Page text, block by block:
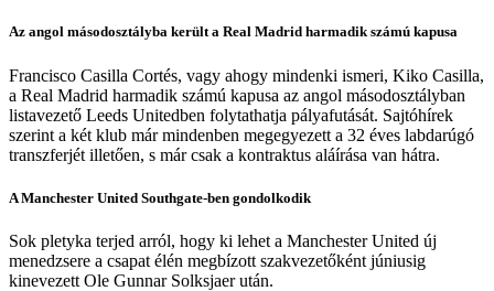
Az angol másodosztályba került a Real Madrid harmadik számú kapusa
Francisco Casilla Cortés, vagy ahogy mindenki ismeri, Kiko Casilla,
a Real Madrid harmadik számú kapusa az angol másodosztályban
listavezető Leeds Unitedben folytathatja pályafutását. Sajtóhírek
szerint a két klub már mindenben megegyezett a 32 éves labdarúgó
transzferjét illetően, s már csak a kontraktus aláírása van hátra.
A Manchester United Southgate-ben gondolkodik
Sok pletyka terjed arról, hogy ki lehet a Manchester United új
menedzsere a csapat élén megbízott szakvezetőként júniusig
kinevezett Ole Gunnar Solksjaer után.